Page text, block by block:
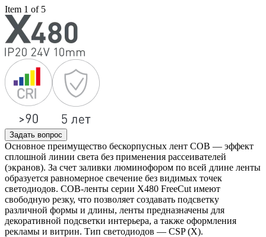
Item 1 of 5
Задать вопрос
Основное преимущество бескорпусных лент COB — эффект
сплошной линии света без применения рассеивателей
(экранов). За счет заливки люминофором по всей длине ленты
образуется равномерное свечение без видимых точек
светодиодов. COB-ленты серии Х480 FreeCut имеют
свободную резку, что позволяет создавать подсветку
различной формы и длины, ленты предназначены для
декоративной подсветки интерьера, а также оформления
рекламы и витрин. Тип светодиодов — CSP (X).